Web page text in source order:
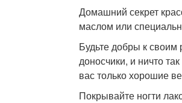
Домашний секрет
маслом или
Будьте добры к
доносчики, и ничто
вас только хорошие
Покрывайте ногти